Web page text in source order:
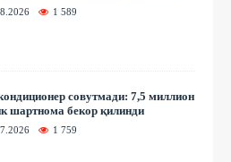
1 589
совутмади: 7,5 миллион
шартнома бекор қилинди
1 759